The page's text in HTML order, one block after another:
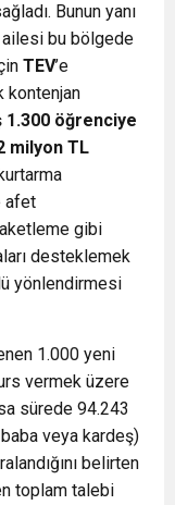
Bunun yanı
bu bölgede
TEV’e
kontenjan
1.300 öğrenciye
milyon TL
afet
gibi
desteklemek
yönlendirmesi
1.000 yeni
vermek üzere
sürede 94.243
veya kardeş)
belirten
toplam talebi